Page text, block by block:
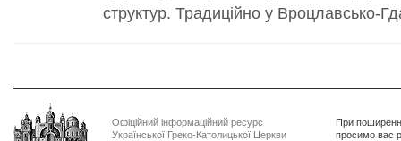
структур. Традиційно у Вроцлавсько-
Офіційний інформаційний ресурс
Української Греко-Католицької Церкви
При
просимо вас